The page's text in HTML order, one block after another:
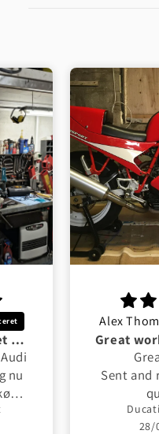
Jeg har ledt efter et Audi ur til værkstedet
nu
Alex
Sent and
28/